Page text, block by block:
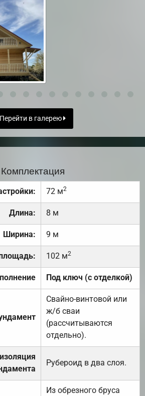
Перейти в галерею
Комплектация
72 м2
Длина: 8 м
Ширина: 9 м
102 м2
Под ключ (с отделкой)
Свайно-винтовой или
ж/б сваи
(рассчитываются
отдельно).
Рубероид в два слоя.
Из обрезного бруса